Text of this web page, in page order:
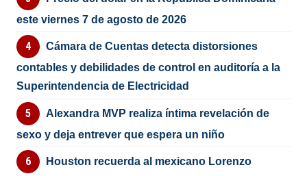
este viernes 7 de agosto de 2026
Cámara de Cuentas detecta distorsiones
contables y debilidades de control en auditoría a la
Superintendencia de Electricidad
Alexandra MVP realiza íntima revelación de
sexo y deja entrever que espera un niño
Houston recuerda al mexicano Lorenzo